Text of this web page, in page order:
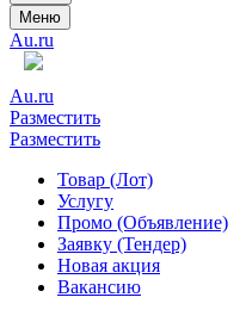
Меню
Au.ru
Au.ru
Разместить
Разместить
Товар (Лот)
Услугу
Промо (Объявление)
Заявку (Тендер)
Новая акция
Вакансию